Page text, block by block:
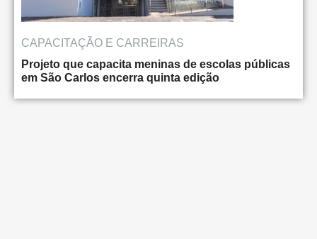
CAPACITAÇÃO E CARREIRAS
Projeto que capacita meninas de escolas públicas
em São Carlos encerra quinta edição